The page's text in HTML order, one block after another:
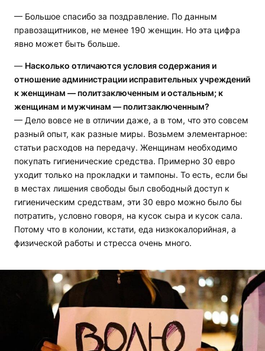
— Большое спасибо за поздравление. По данным
правозащитников, не менее 190 женщин. Но эта цифра
явно может быть больше.
— Насколько отличаются условия содержания и
отношение администрации исправительных учреждений
к женщинам — политзаключенным и остальным; к
женщинам и мужчинам — политзаключенным?
— Дело вовсе не в отличии даже, а в том, что это совсем
разный опыт, как разные миры. Возьмем элементарное:
статьи расходов на передачу. Женщинам необходимо
покупать гигиенические средства. Примерно 30 евро
уходит только на прокладки и тампоны. То есть, если бы
в местах лишения свободы был свободный доступ к
гигиеническим средствам, эти 30 евро можно было бы
потратить, условно говоря, на кусок сыра и кусок сала.
Потому что в колонии, кстати, еда низкокалорийная, а
физической работы и стресса очень много.